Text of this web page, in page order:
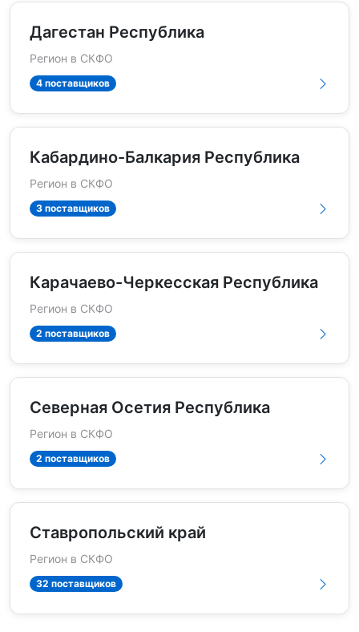
Дагестан Республика
Регион в СКФО
4 поставщиков
Кабардино-Балкария Республика
Регион в СКФО
3 поставщиков
Карачаево-Черкесская Республика
Регион в СКФО
2 поставщиков
Северная Осетия Республика
Регион в СКФО
2 поставщиков
Ставропольский край
Регион в СКФО
32 поставщиков